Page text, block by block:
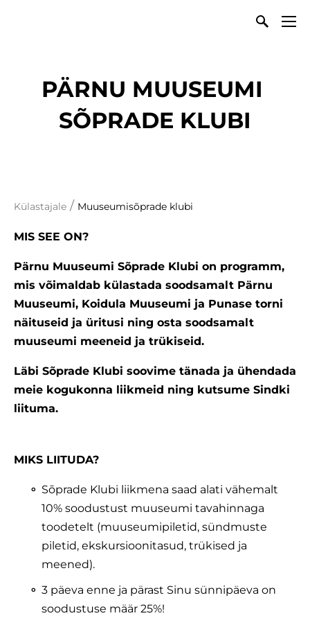
PÄRNU MUUSEUMI
SÕPRADE KLUBI
Külastajale / Muuseumisõprade klubi
MIS SEE ON?
Pärnu Muuseumi Sõprade Klubi on programm,
mis võimaldab külastada soodsamalt Pärnu
Muuseumi, Koidula Muuseumi ja Punase torni
näituseid ja üritusi ning osta soodsamalt
muuseumi meeneid ja trükiseid.
Läbi Sõprade Klubi soovime tänada ja ühendada
meie kogukonna liikmeid ning kutsume Sindki
liituma.
MIKS LIITUDA?
Sõprade Klubi liikmena saad alati vähemalt
10% soodustust muuseumi tavahinnaga
toodetelt (muuseumipiletid, sündmuste
piletid, ekskursioonitasud, trükised ja
meened).
3 päeva enne ja pärast Sinu sünnipäeva on
soodustuse määr 25%!